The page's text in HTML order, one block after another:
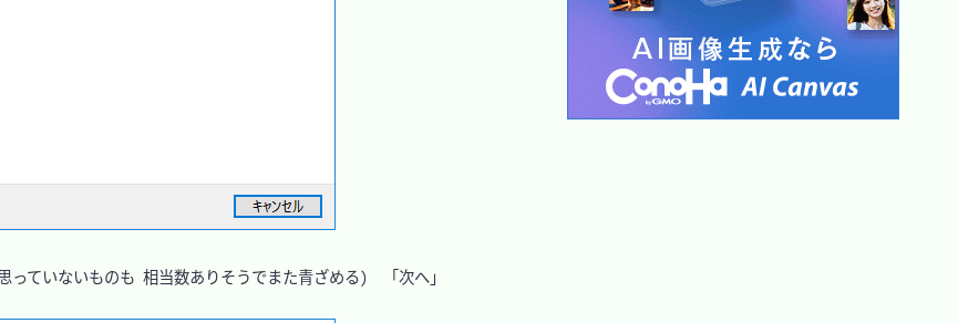
ていないものも 相当数ありそうでまた青ざめる)　「次へ」